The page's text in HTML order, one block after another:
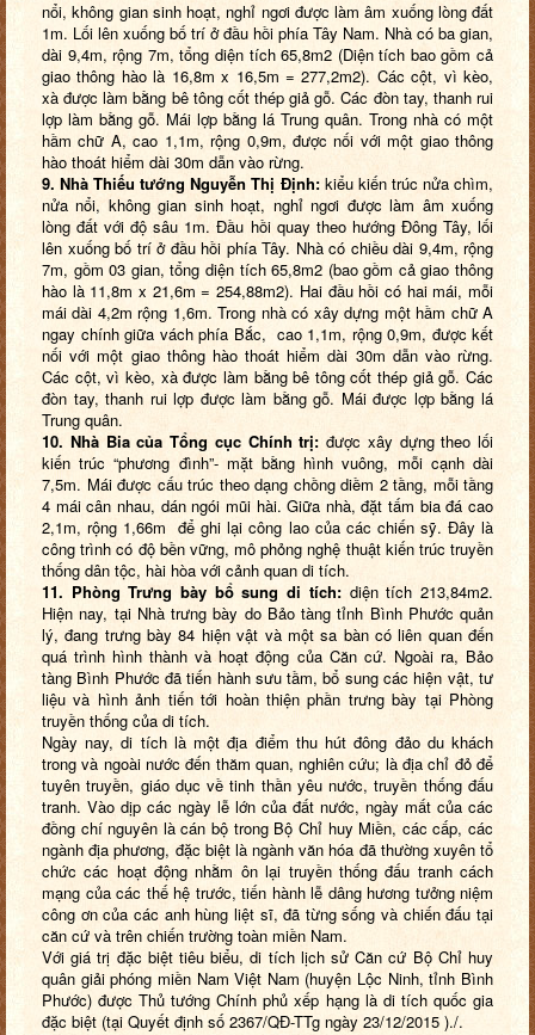
nổi, không gian sinh hoạt, nghỉ ngơi được làm âm xuống lòng đất
1m. Lối lên xuống bố trí ở đầu hồi phía Tây Nam. Nhà có ba gian,
dài 9,4m, rộng 7m, tổng diện tích 65,8m2 (Diện tích bao gồm cả
giao thông hào là 16,8m x 16,5m = 277,2m2). Các cột, vì kèo,
xà được làm bằng bê tông cốt thép giả gỗ. Các đòn tay, thanh rui
lợp làm bằng gỗ. Mái lợp bằng lá Trung quân. Trong nhà có một
hầm chữ A, cao 1,1m, rộng 0,9m, được nối với một giao thông
hào thoát hiểm dài 30m dẫn vào rừng.
9. Nhà Thiếu tướng Nguyễn Thị Định: kiểu kiến trúc nửa chìm,
nửa nổi, không gian sinh hoạt, nghỉ ngơi được làm âm xuống
lòng đất với độ sâu 1m. Đầu hồi quay theo hướng Đông Tây, lối
lên xuống bố trí ở đầu hồi phía Tây. Nhà có chiều dài 9,4m, rộng
7m, gồm 03 gian, tổng diện tích 65,8m2 (bao gồm cả giao thông
hào là 11,8m x 21,6m = 254,88m2). Hai đầu hồi có hai mái, mỗi
mái dài 4,2m rộng 1,6m. Trong nhà có xây dựng một hầm chữ A
ngay chính giữa vách phía Bắc, cao 1,1m, rộng 0,9m, được kết
nối với một giao thông hào thoát hiểm dài 30m dẫn vào rừng.
Các cột, vì kèo, xà được làm bằng bê tông cốt thép giả gỗ. Các
đòn tay, thanh rui lợp được làm bằng gỗ. Mái được lợp bằng lá
Trung quân.
10. Nhà Bia của Tổng cục Chính trị: được xây dựng theo lối
kiến trúc “phương đình”- mặt bằng hình vuông, mỗi cạnh dài
7,5m. Mái được cấu trúc theo dạng chồng diềm 2 tầng, mỗi tầng
4 mái cân nhau, dán ngói mũi hài. Giữa nhà, đặt tấm bia đá cao
2,1m, rộng 1,66m để ghi lại công lao của các chiến sỹ. Đây là
công trình có độ bền vững, mô phỏng nghệ thuật kiến trúc truyền
thống dân tộc, hài hòa với cảnh quan di tích.
11. Phòng Trưng bày bổ sung di tích: diện tích 213,84m2.
Hiện nay, tại Nhà trưng bày do Bảo tàng tỉnh Bình Phước quản
lý, đang trưng bày 84 hiện vật và một sa bàn có liên quan đến
quá trình hình thành và hoạt động của Căn cứ. Ngoài ra, Bảo
tàng Bình Phước đã tiến hành sưu tầm, bổ sung các hiện vật, tư
liệu và hình ảnh tiến tới hoàn thiện phần trưng bày tại Phòng
truyền thống của di tích.
Ngày nay, di tích là một địa điểm thu hút đông đảo du khách
trong và ngoài nước đến thăm quan, nghiên cứu; là địa chỉ đỏ để
tuyên truyền, giáo dục về tinh thần yêu nước, truyền thống đấu
tranh. Vào dịp các ngày lễ lớn của đất nước, ngày mất của các
đồng chí nguyên là cán bộ trong Bộ Chỉ huy Miền, các cấp, các
ngành địa phương, đặc biệt là ngành văn hóa đã thường xuyên tổ
chức các hoạt động nhằm ôn lại truyền thống đấu tranh cách
mạng của các thế hệ trước, tiến hành lễ dâng hương tưởng niệm
công ơn của các anh hùng liệt sĩ, đã từng sống và chiến đấu tại
căn cứ và trên chiến trường toàn miền Nam.
Với giá trị đặc biệt tiêu biểu, di tích lịch sử Căn cứ Bộ Chỉ huy
quân giải phóng miền Nam Việt Nam (huyện Lộc Ninh, tỉnh Bình
Phước) được Thủ tướng Chính phủ xếp hạng là di tích quốc gia
đặc biệt (tại Quyết định số 2367/QĐ-TTg ngày 23/12/2015 )./.